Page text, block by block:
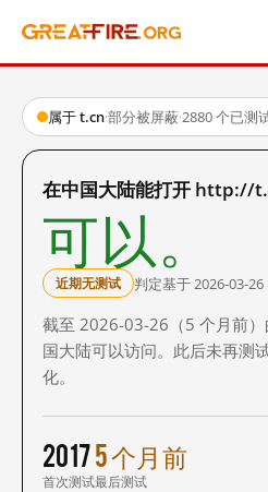
属于 t.cn·部分被屏蔽·2880 个已测
在中国大陆能打开 http://
可以。
近期无测试 判定基于 2026-03-26
截至 2026-03-26（5 个月前
国大陆可以访问。此后未再测
化。
2017
首次测试
5 个月前
最后测试